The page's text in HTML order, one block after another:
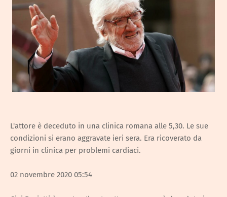
L'attore è deceduto in una clinica romana alle 5,30. Le sue
condizioni si erano aggravate ieri sera. Era ricoverato da
giorni in clinica per problemi cardiaci.
02 novembre 2020 05:54